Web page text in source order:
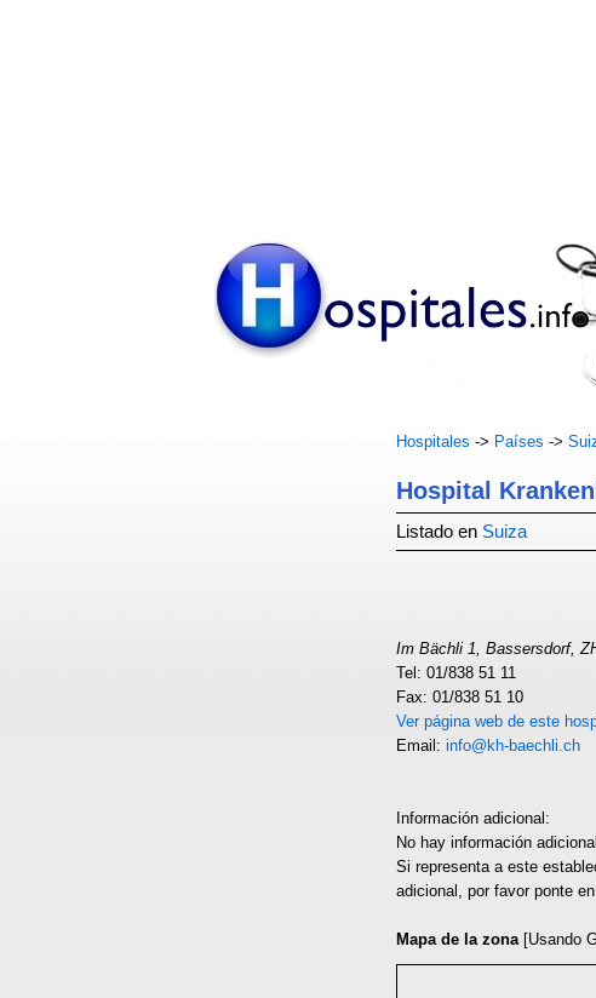
Hospitales -> Países ->
Hospital
Listado en Suiza
Im Bächli 1, Bassersdorf,
Tel: 01/838 51 11
Fax: 01/838 51 10
Ver página web de este
Email: info@kh-baechli.ch
Información adicional:
No hay información
Si representa a este
adicional, por favor ponte
Mapa de la zona[Usando